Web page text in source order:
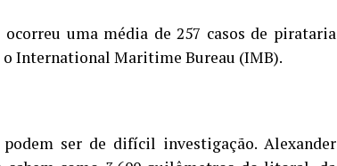
ocorreu uma média de 257 casos de pirataria
International Maritime Bureau (IMB).
ser de difícil investigação. Alexander